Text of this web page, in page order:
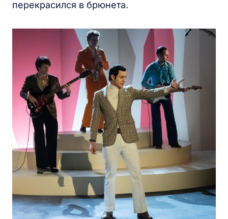
перекрасился в брюнета.